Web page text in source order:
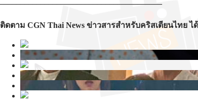
ติดตาม CGN Thai News ข่าวสารสำหรับคริสเตียนไทย ไ